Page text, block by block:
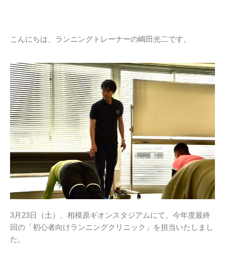
こんにちは、ランニングトレーナーの嶋田光二です。
3月23日（土）、相模原ギオンスタジアムにて、今年度最終
回の「初心者向けランニングクリニック」を担当いたしまし
た。